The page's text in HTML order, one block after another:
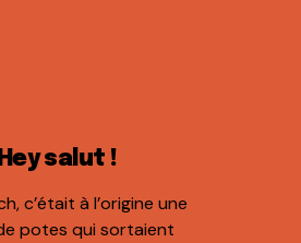
Hey salut !
c’était à l’origine une
potes qui sortaient